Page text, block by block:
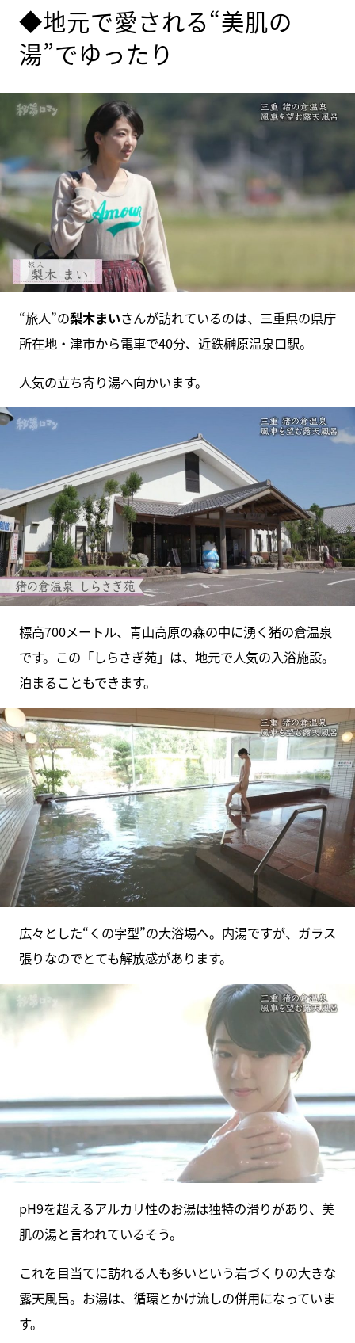
◆地元で愛される“美肌の
湯”でゆったり
“旅人”の梨木まいさんが訪れているのは、三重県の県庁
所在地・津市から電車で40分、近鉄榊原温泉口駅。
人気の立ち寄り湯へ向かいます。
標高700メートル、青山高原の森の中に湧く猪の倉温泉
です。この「しらさぎ苑」は、地元で人気の入浴施設。
泊まることもできます。
広々とした“くの字型”の大浴場へ。内湯ですが、ガラス
張りなのでとても解放感があります。
pH9を超えるアルカリ性のお湯は独特の滑りがあり、美
肌の湯と言われているそう。
これを目当てに訪れる人も多いという岩づくりの大きな
露天風呂。お湯は、循環とかけ流しの併用になっていま
す。